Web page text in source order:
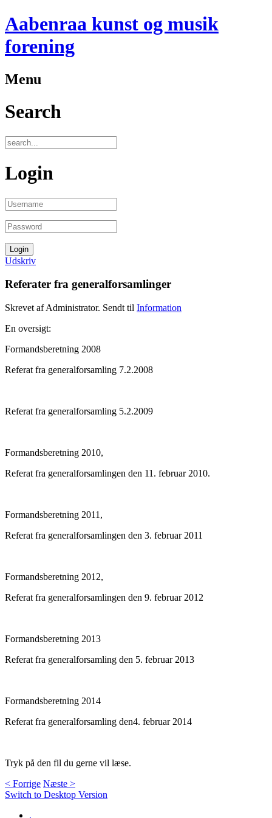
Aabenraa kunst og musik
forening
Menu
Search
Login
Udskriv
Referater fra generalforsamlinger
Skrevet af Administrator. Sendt til Information
En oversigt:
Formandsberetning 2008
Referat fra generalforsamling 7.2.2008
Referat fra generalforsamling 5.2.2009
Formandsberetning 2010,
Referat fra generalforsamlingen den 11. februar 2010.
Formandsberetning 2011,
Referat fra generalforsamlingen den 3. februar 2011
Formandsberetning 2012,
Referat fra generalforsamlingen den 9. februar 2012
Formandsberetning 2013
Referat fra generalforsamling den 5. februar 2013
Formandsberetning 2014
Referat fra generalforsamling den4. februar 2014
Tryk på den fil du gerne vil læse.
< Forrige Næste >
Switch to Desktop Version
.